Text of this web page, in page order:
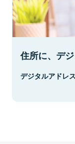
住所に、デ
デジタルアドレ